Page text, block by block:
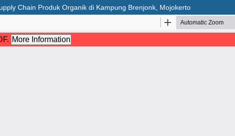
Chain Produk Organik di Kampung Brenjonk, Mojokerto